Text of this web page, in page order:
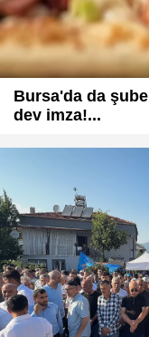
Bursa'da da
dev imza!...